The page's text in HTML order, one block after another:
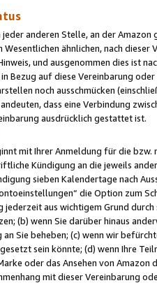
jeder anderen Stelle, an der
ähnlichen, nach
und ausgenommen dies ist
Bezug auf diese Vereinbarung
noch ausschmücken
dass eine Verbindung
ausdrücklich gestattet ist.
mit Ihrer Anmeldung für die
Kündigung an die jeweils
sieben Kalendertage nach
die Option zum
jederzeit aus wichtigem Grund
(b) wenn Sie darüber hinaus
an Sie beheben; (c) wenn wir
sein könnte; (d) wenn Ihre
oder das Ansehen von
mit dieser Vereinbarung